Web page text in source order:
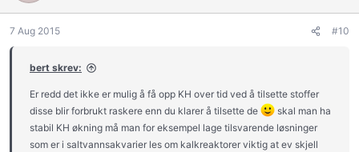
7 Aug 2015 #10
bert skrev:
Er redd det ikke er mulig å få opp KH over tid ved å tilsette stoffer
disse blir forbrukt raskere enn du klarer å tilsette de
skal man ha
stabil KH økning må man for eksempel lage tilsvarende løsninger
som er i saltvannsakvarier les om kalkreaktorer viktig at ev skjell